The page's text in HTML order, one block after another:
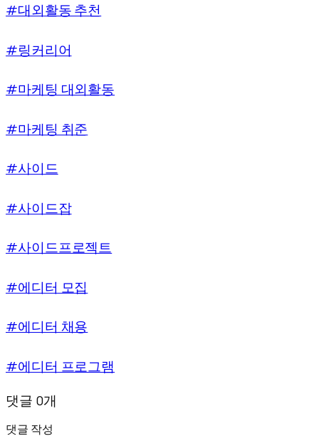
#대외활동 추천
#링커리어
#마케팅 대외활동
#마케팅 취준
#사이드
#사이드잡
#사이드프로젝트
#에디터 모집
#에디터 채용
#에디터 프로그램
댓글 0개
댓글 작성